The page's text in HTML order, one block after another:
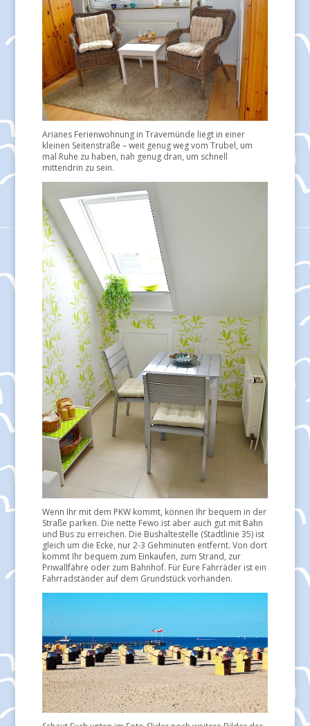
Arianes Ferienwohnung in Travemünde liegt in einer
kleinen Seitenstraße – weit genug weg vom Trubel, um
mal Ruhe zu haben, nah genug dran, um schnell
mittendrin zu sein.
Wenn Ihr mit dem PKW kommt, können Ihr bequem in der
Straße parken. Die nette Fewo ist aber auch gut mit Bahn
und Bus zu erreichen. Die Bushaltestelle (Stadtlinie 35) ist
gleich um die Ecke, nur 2-3 Gehminuten entfernt. Von dort
kommt Ihr bequem zum Einkaufen, zum Strand, zur
Priwallfähre oder zum Bahnhof. Für Eure Fahrräder ist ein
Fahrradständer auf dem Grundstück vorhanden.